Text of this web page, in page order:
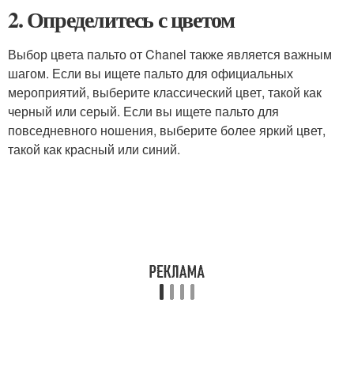
2. Определитесь с цветом
Выбор цвета пальто от Chanel также является важным
шагом. Если вы ищете пальто для официальных
мероприятий, выберите классический цвет, такой как
черный или серый. Если вы ищете пальто для
повседневного ношения, выберите более яркий цвет,
такой как красный или синий.